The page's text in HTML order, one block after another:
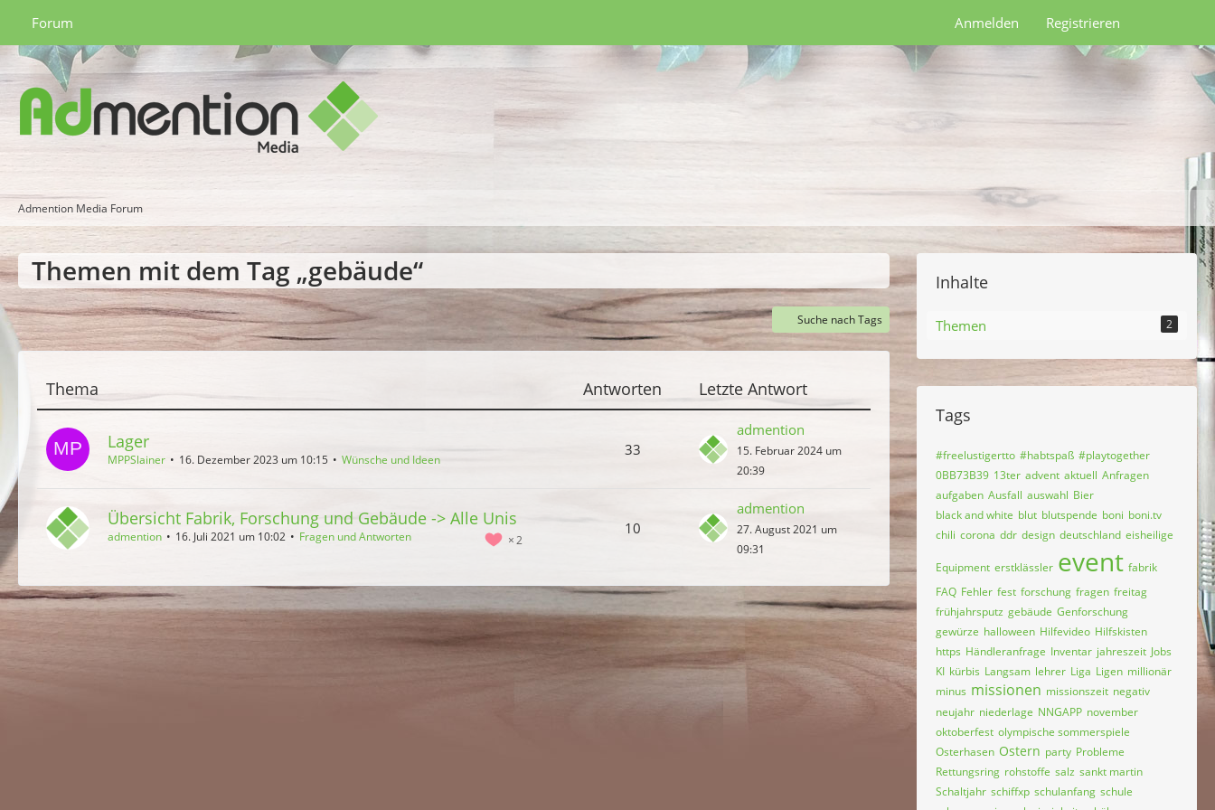
Forum Anmelden Registrieren
Admention Media Forum
Themen mit dem Tag „gebäude“
Suche nach Tags
Thema Antworten Letzte Antwort
Lager
MPPSlainer 16. Dezember 2023 um 10:15 Wünsche und Ideen
33
admention
15. Februar 2024 um
20:39
Übersicht Fabrik, Forschung und Gebäude -> Alle Unis
2
admention 16. Juli 2021 um 10:02 Fragen und Antworten 10
admention
27. August 2021 um
09:31
Inhalte
Themen 2
Tags
#freelustigertto #habtspaß #playtogether
0BB73B39 13ter advent aktuell Anfragen
aufgaben Ausfall auswahl Bier
black and white blut blutspende boni boni.tv
chili corona ddr design deutschland eisheilige
Equipment erstklässler event fabrik
FAQ Fehler fest forschung fragen freitag
frühjahrsputz gebäude Genforschung
gewürze halloween Hilfevideo Hilfskisten
https Händleranfrage Inventar jahreszeit Jobs
KI kürbis Langsam lehrer Liga Ligen millionär
minus missionen missionszeit negativ
neujahr niederlage NNGAPP november
oktoberfest olympische sommerspiele
Osterhasen Ostern party Probleme
Rettungsring rohstoffe salz sankt martin
Schaltjahr schiffxp schulanfang schule